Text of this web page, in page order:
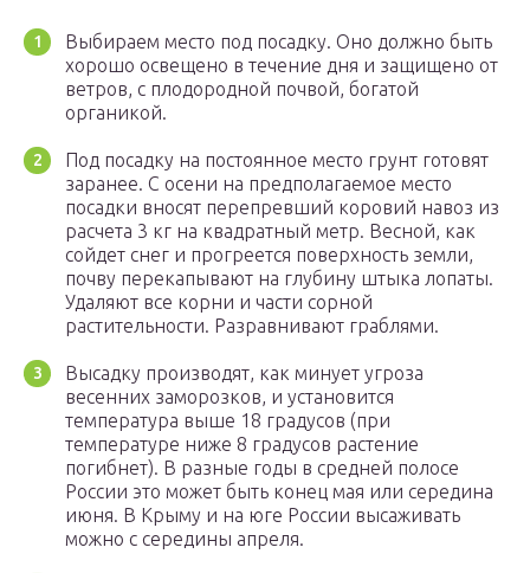
Выбираем место под посадку. Оно должно быть
хорошо освещено в течение дня и защищено от
ветров, с плодородной почвой, богатой
органикой.
Под посадку на постоянное место грунт готовят
заранее. С осени на предполагаемое место
посадки вносят перепревший коровий навоз из
расчета 3 кг на квадратный метр. Весной, как
сойдет снег и прогреется поверхность земли,
почву перекапывают на глубину штыка лопаты.
Удаляют все корни и части сорной
растительности. Разравнивают граблями.
Высадку производят, как минует угроза
весенних заморозков, и установится
температура выше 18 градусов (при
температуре ниже 8 градусов растение
погибнет). В разные годы в средней полосе
России это может быть конец мая или середина
июня. В Крыму и на юге России высаживать
можно с середины апреля.